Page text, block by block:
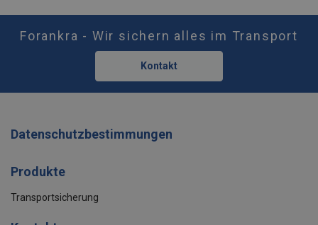
Forankra - Wir sichern alles im Transport
Kontakt
Datenschutzbestimmungen
Produkte
Transportsicherung